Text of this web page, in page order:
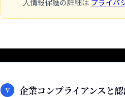
V 企業コンプライアンスと